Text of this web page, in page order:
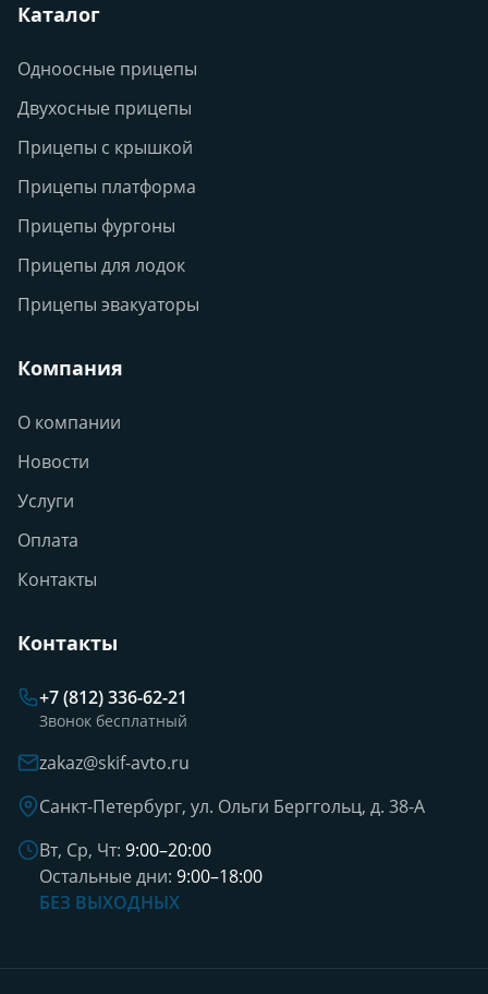
Каталог
Одноосные прицепы
Двухосные прицепы
Прицепы с крышкой
Прицепы платформа
Прицепы фургоны
Прицепы для лодок
Прицепы эвакуаторы
Компания
О компании
Новости
Услуги
Оплата
Контакты
Контакты
+7 (812) 336-62-21
Звонок бесплатный
zakaz@skif-avto.ru
Санкт-Петербург, ул. Ольги Берггольц, д. 38-А
Вт, Ср, Чт: 9:00–20:00
Остальные дни: 9:00–18:00
БЕЗ ВЫХОДНЫХ